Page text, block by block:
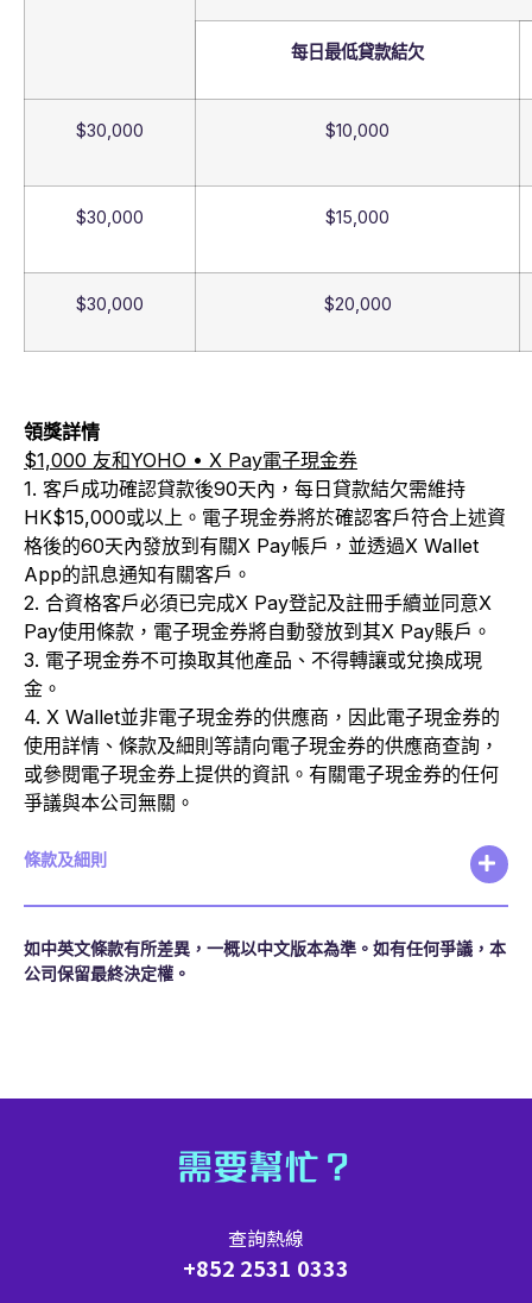
每日最低貸款結欠
$30,000 $10,000
$30,000 $15,000
$30,000 $20,000
領獎詳情
$1,000 友和YOHO • X Pay電子現金券
1. 客戶成功確認貸款後90天內，每日貸款結欠需維持
HK$15,000或以上。電子現金券將於確認客戶符合上述資
格後的60天內發放到有關X Pay帳戶，並透過X Wallet
App的訊息通知有關客戶。
2. 合資格客戶必須已完成X Pay登記及註冊手續並同意X
Pay使用條款，電子現金券將自動發放到其X Pay賬戶。
3. 電子現金券不可換取其他產品、不得轉讓或兌換成現
金。
4. X Wallet並非電子現金券的供應商，因此電子現金券的
使用詳情、條款及細則等請向電子現金券的供應商查詢，
或參閱電子現金券上提供的資訊。有關電子現金券的任何
爭議與本公司無關。
條款及細則
如中英文條款有所差異，一概以中文版本為準。如有任何爭議，本
公司保留最終決定權。
需要幫忙？
查詢熱線
+852 2531 0333